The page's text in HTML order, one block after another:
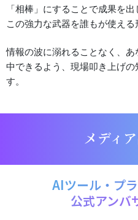
「相棒」にすることで成果を
この強力な武器を誰もが使える
情報の波に溺れることなく、
中できるよう、現場叩き上げ
す。
メディ
AIツール・プ
公式アンバ